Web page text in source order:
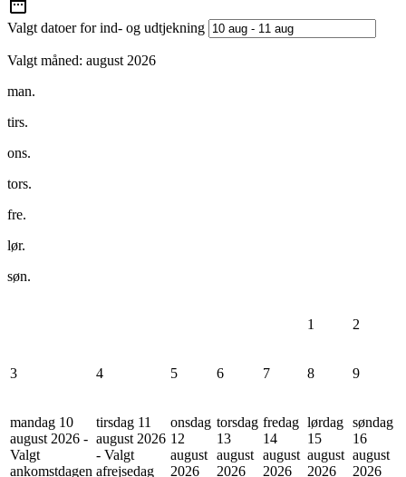
Valgt datoer for ind- og udtjekning
Valgt måned: august 2026
man.
tirs.
ons.
tors.
fre.
lør.
søn.
1 2
3 4 5 6 7 8 9
mandag 10
august 2026 -
Valgt
ankomstdagen
tirsdag 11
august 2026
- Valgt
afrejsedag
onsdag
12
august
2026
torsdag
13
august
2026
fredag
14
august
2026
lørdag
15
august
2026
søndag
16
august
2026